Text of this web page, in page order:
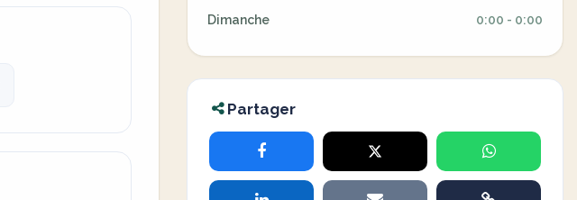
Dimanche 0:00 - 0:00
Partager